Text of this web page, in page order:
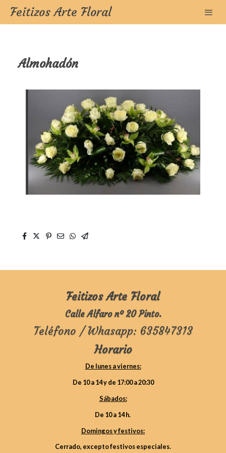
Feitizos Arte Floral
Almohadón
Feitizos Arte Floral
Calle Alfaro nº 20 Pinto.
Teléfono / Whasapp: 635847313
Horario
De lunes a viernes:
De 10 a 14 y de 17:00 a 20:30
Sábados:
De 10 a 14 h.
Domingos y festivos:
Cerrado, excepto festivos especiales.